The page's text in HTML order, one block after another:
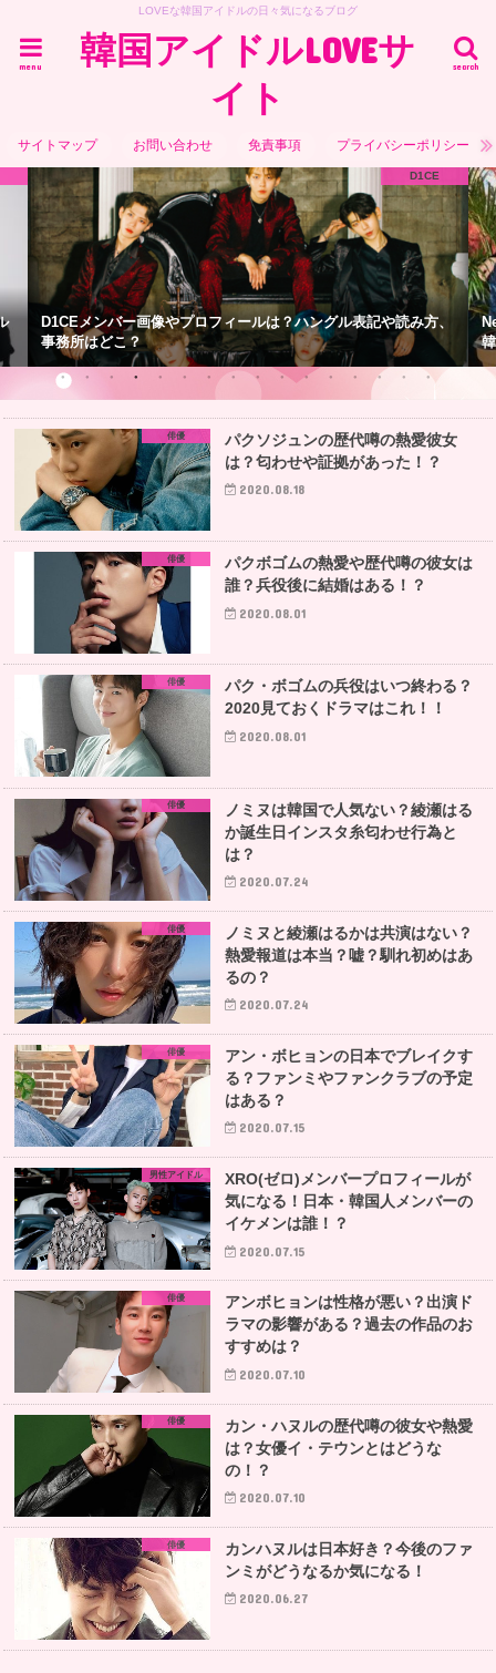
LOVEな韓国アイドルの日々気になるブログ
韓国アイドルLOVEサ
イト
search
menu
サイトマップ お問い合わせ 免責事項 プライバシーポリシー
D1CE
D1CEメンバー画像やプロフィールは？ハングル表記や読み方、
事務所はどこ？
俳優
パクソジュンの歴代噂の熱愛彼女
は？匂わせや証拠があった！？
2020.08.18
俳優
パクボゴムの熱愛や歴代噂の彼女は
誰？兵役後に結婚はある！？
2020.08.01
俳優
パク・ボゴムの兵役はいつ終わる？
2020見ておくドラマはこれ！！
2020.08.01
俳優
ノミヌは韓国で人気ない？綾瀬はる
か誕生日インスタ糸匂わせ行為と
は？
2020.07.24
俳優
ノミヌと綾瀬はるかは共演はない？
熱愛報道は本当？嘘？馴れ初めはあ
るの？
2020.07.24
俳優
アン・ボヒョンの日本でブレイクす
る？ファンミやファンクラブの予定
はある？
2020.07.15
男性アイドル
XRO(ゼロ)メンバープロフィールが
気になる！日本・韓国人メンバーの
イケメンは誰！？
2020.07.15
俳優
アンボヒョンは性格が悪い？出演ド
ラマの影響がある？過去の作品のお
すすめは？
2020.07.10
俳優
カン・ハヌルの歴代噂の彼女や熱愛
は？女優イ・テウンとはどうな
の！？
2020.07.10
俳優
カンハヌルは日本好き？今後のファ
ンミがどうなるか気になる！
2020.06.27